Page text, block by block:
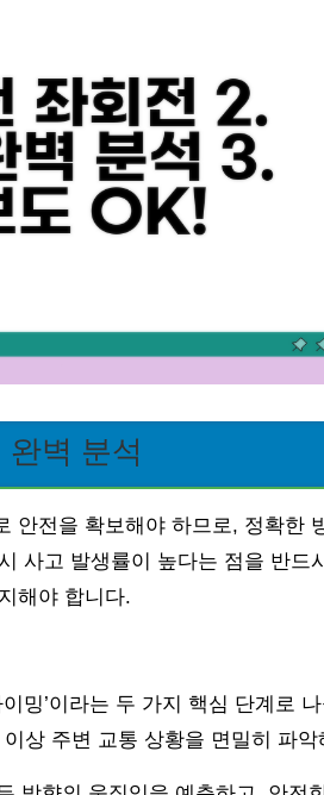
벽 분석
안전을 확보해야 하므로, 정확한
사고 발생률이 높다는 점을 반드
해야 합니다.
밍’이라는 두 가지 핵심 단계로
상 주변 교통 상황을 면밀히 파악